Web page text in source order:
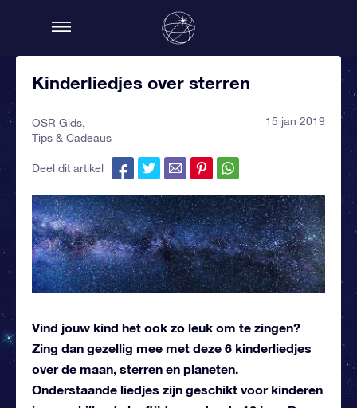
Kinderliedjes over sterren
OSR Gids
Tips & Cadeaus
15 jan 2019
Deel dit artikel
Vind jouw kind het ook zo leuk om te zingen?
Zing dan gezellig mee met deze 6 kinderliedjes
over de maan, sterren en planeten.
Onderstaande liedjes zijn geschikt voor kinderen